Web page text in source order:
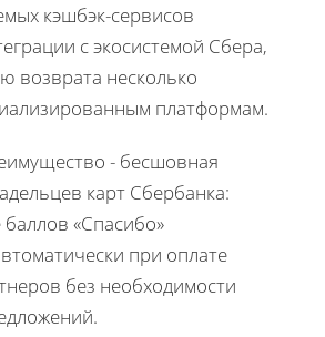
кэшбэк-сервисов
с экосистемой Сбера,
возврата несколько
платформам.
- бесшовная
карт Сбербанка:
«Спасибо»
при оплате
без необходимости